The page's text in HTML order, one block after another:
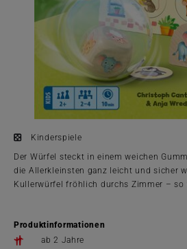
Kinderspiele
Der Würfel steckt in einem weichen
die Allerkleinsten ganz leicht und sicher
Kullerwürfel fröhlich durchs Zimmer – so
gestaltete Tiermotive laden Kinder zum
losspielen – und der Spaß kommt ins
Produktinformationen
ab 2 Jahre